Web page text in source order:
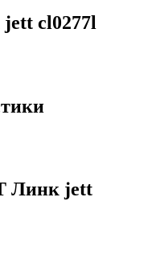
cl0277l
Линк jett